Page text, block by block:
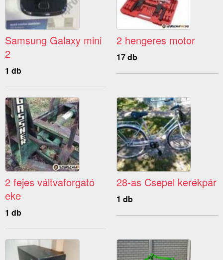
Samsung Galaxy mini
2
1 db
2 hengeres motor
17 db
2 fejes váltvaforgató
eke
1 db
28-as Csepel kerékpár
1 db